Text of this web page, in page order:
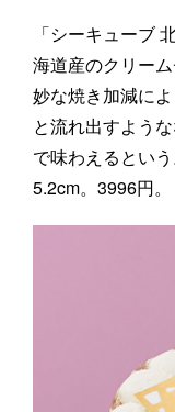
「シーキューブ
海道産のクリー
妙な焼き加減に
と流れ出すよう
で味わえるとい
5.2cm。3996円。